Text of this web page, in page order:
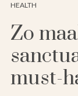
HEALTH
Zo
must-